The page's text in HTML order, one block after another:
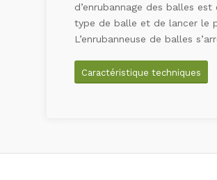
d’enrubannage des balles
type de balle et de lancer le
L’enrubanneuse de balles
Caractéristique techniques